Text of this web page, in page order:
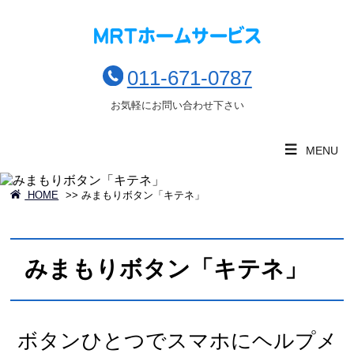
011-671-0787
お気軽にお問い合わせ下さい
MENU
HOME >>みまもりボタン「キテネ」
みまもりボタン「キテネ」
ボタンひとつでスマホにヘルプメ